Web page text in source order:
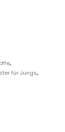
,
für Jungs,